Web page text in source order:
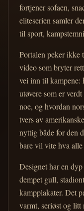
fortjener sofaen,
eliteserien samler
til sport,
Portalen peker ikke
video som bryter
vei inn til kampene:
utøvere som er
noe, og hvordan
tvers av
nyttig både for den
bare vil vite hva
Designet har en
dempet gull,
kampplakater. Det
varmt, seriøst og litt